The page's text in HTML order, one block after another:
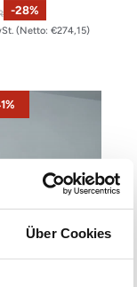
Über Cookies
-28%
(Netto: €274,15)
Weiß (glatt)